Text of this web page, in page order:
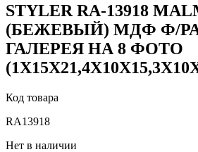
STYLER RA-13918
(БЕЖЕВЫЙ) МДФ Ф/
ГАЛЕРЕЯ НА 8 ФОТО
Код товара
RA13918
Нет в наличии